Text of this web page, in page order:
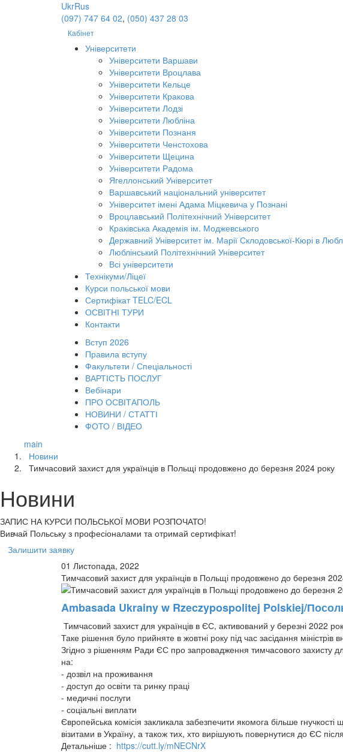
UkrRus
(097) 747 64 02, (050) 437 28 03
Кабінет
Університети
Університети Варшави
Університети Вроцлава
Університети Кельце
Університети Кракова
Університети Лодзі
Університети Любліна
Університети Познаня
Університети Ченстохова
Університети Щецина
Університети Радома
Ягеллонський Університет
Варшавський національний університет
Університет імені Адама Міцкевича у Познані
Вроцлавський Політехнічний Університет
Краківська Академія ім. Моджевського
Державний Університет ім. Марії Склодовської-Кюрі в
Люблінський Політехнічний Університет
Всі університети
Технікуми/Ліцеї
Курси польської мови
Сертифікат TELC/ECL
ОСВІТНІ ТУРИ
Контакти
Вступ 2026
Правила вступу
Факультети / Спеціальності
ВАРТІСТЬ ПОСЛУГ
Вебінари
ПРО ОСВІТАПОЛЬ
НОВИНИ / СТАТТІ
ФОТО / ВІДЕО
main
Новини
Тимчасовий захист для українців в Польщі продовжено до березня 2024 року
Новини
ЗАПИС НА КУРСИ ПОЛЬСЬКОЇ МОВИ РОЗПОЧАТО!
Вивчай Польську з професіоналами та отримай сертифікат!
Залишити заявку
01 Листопада, 2022
Тимчасовий захист для українців в Польщі продовжено до березня
Ambasada Ukrainy w Rzeczypospolitej Polskiej/
Тимчасовий захист для українців в ЄС, активований у березні 2022
Таке рішення було прийняте в жовтні року під час засідання
Згідно з рішенням Ради ЄС про запровадження тимчасового захисту
на:
- дозвіл на проживання
- доступ до освіти та ринку праці
- медичні послуги
- соціальні виплати
Європейська комісія закликала забезпечити якомога більше
візитами в Україну, а також тих, хто вирішують повернутися до ЄС
Детальніше : https://cutt.ly/mNECNrX